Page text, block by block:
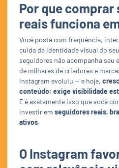
Por que comprar
reais funciona
Você posta com frequência,
cuida da identidade visual do
seguidores não acompanha seu
de milhares de criadores e
Instagram evoluiu — e hoje,
conteúdo: exige visibilidade
E é exatamente isso que você
investir em seguidores reais,
ativos.
O Instagram